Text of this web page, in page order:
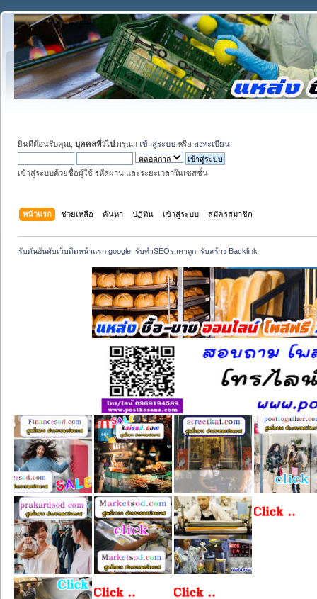
ยินดีต้อนรับคุณ, บุคคลทั่วไป กรุณา เข้าสู่ระบบ หรือ ลงทะเบียน
เข้าสู่ระบบด้วยชื่อผู้ใช้ รหัสผ่าน และระยะเวลาในเซสชั่น
หน้าแรก ช่วยเหลือ ค้นหา ปฏิทิน เข้าสู่ระบบ สมัครสมาชิก
รับดันอันดับเว็บติดหน้าแรก google  รับทำSEOราคาถูก  รับสร้าง Backlink